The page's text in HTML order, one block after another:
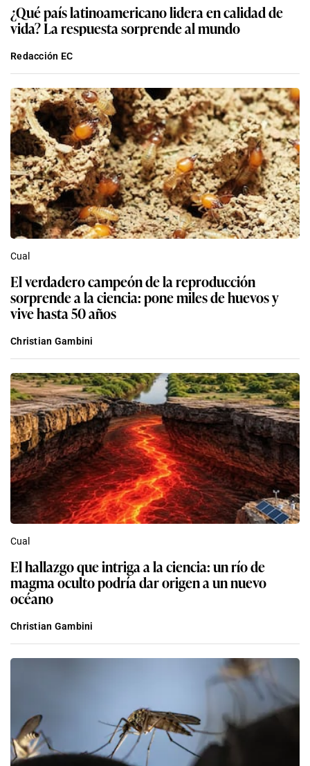
¿Qué país latinoamericano lidera en calidad de
vida? La respuesta sorprende al mundo
Redacción EC
Cual
El verdadero campeón de la reproducción
sorprende a la ciencia: pone miles de huevos y
vive hasta 50 años
Christian Gambini
Cual
El hallazgo que intriga a la ciencia: un río de
magma oculto podría dar origen a un nuevo
océano
Christian Gambini